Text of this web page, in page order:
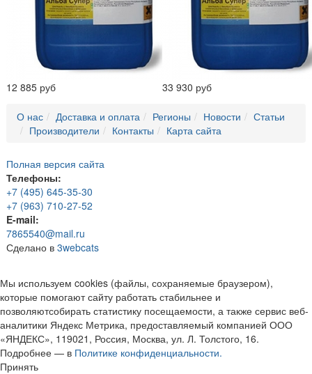
12 885 руб 33 930 руб
О нас Доставка и оплата Регионы Новости
Статьи
Производители
Контакты Карта сайта
Полная версия сайта
Телефоны:
+7 (495) 645-35-30
+7 (963) 710-27-52
E-mail:
7865540@mail.ru
Сделано в 3webcats
Мы используем cookies (файлы, сохраняемые браузером),
которые помогают сайту работать стабильнее и
позволяютсобирать статистику посещаемости, а также сервис веб-
аналитики Яндекс Метрика, предоставляемый компанией ООО
«ЯНДЕКС», 119021, Россия, Москва, ул. Л. Толстого, 16.
Подробнее — в Политике конфиденциальности.
Принять